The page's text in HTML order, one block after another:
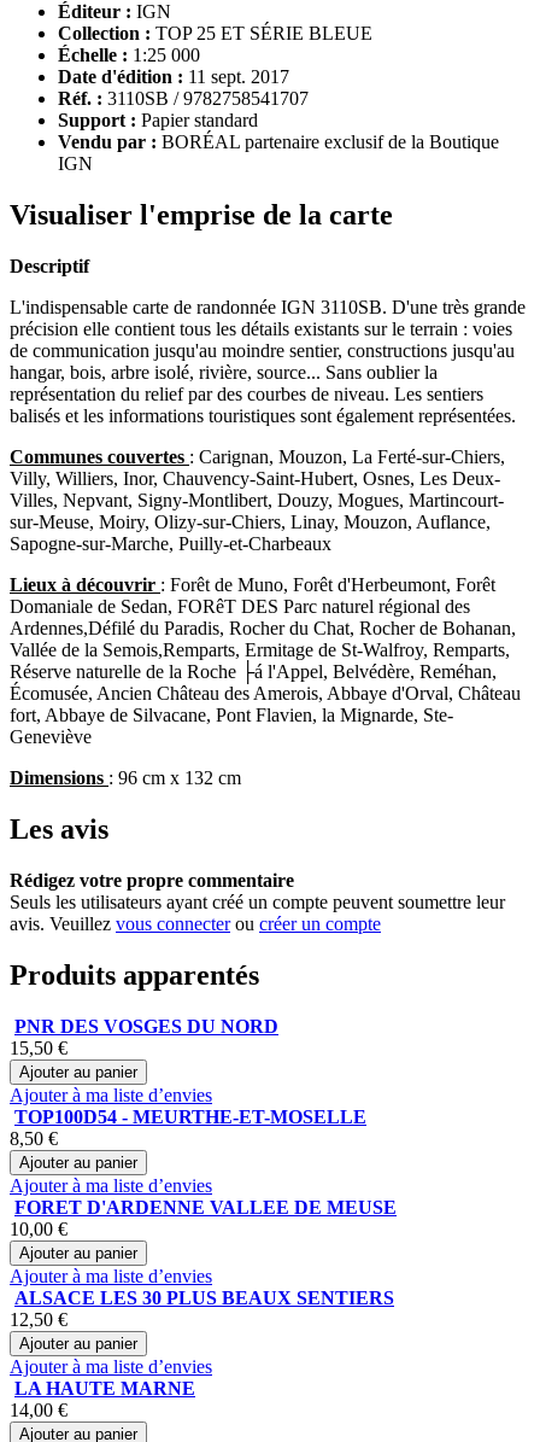
Éditeur : IGN
Collection : TOP 25 ET SÉRIE BLEUE
Échelle : 1:25 000
Date d'édition : 11 sept. 2017
Réf. : 3110SB / 9782758541707
Support : Papier standard
Vendu par : BORÉAL partenaire exclusif de la Boutique
IGN
Visualiser l'emprise de la carte
Descriptif
L'indispensable carte de randonnée IGN 3110SB. D'une très grande
précision elle contient tous les détails existants sur le terrain : voies
de communication jusqu'au moindre sentier, constructions jusqu'au
hangar, bois, arbre isolé, rivière, source... Sans oublier la
représentation du relief par des courbes de niveau. Les sentiers
balisés et les informations touristiques sont également représentées.
Communes couvertes : Carignan, Mouzon, La Ferté-sur-Chiers,
Villy, Williers, Inor, Chauvency-Saint-Hubert, Osnes, Les Deux-
Villes, Nepvant, Signy-Montlibert, Douzy, Mogues, Martincourt-
sur-Meuse, Moiry, Olizy-sur-Chiers, Linay, Mouzon, Auflance,
Sapogne-sur-Marche, Puilly-et-Charbeaux
Lieux à découvrir : Forêt de Muno, Forêt d'Herbeumont, Forêt
Domaniale de Sedan, FORêT DES Parc naturel régional des
Ardennes,Défilé du Paradis, Rocher du Chat, Rocher de Bohanan,
Vallée de la Semois,Remparts, Ermitage de St-Walfroy, Remparts,
Réserve naturelle de la Roche ├á l'Appel, Belvédère, Reméhan,
Écomusée, Ancien Château des Amerois, Abbaye d'Orval, Château
fort, Abbaye de Silvacane, Pont Flavien, la Mignarde, Ste-
Geneviève
Dimensions : 96 cm x 132 cm
Les avis
Rédigez votre propre commentaire
Seuls les utilisateurs ayant créé un compte peuvent soumettre leur
avis. Veuillez vous connecterou créer un compte
Produits apparentés
PNR DES VOSGES DU NORD
15,50 €
Ajouter au panier
Ajouter à ma liste d’envies
TOP100D54 - MEURTHE-ET-MOSELLE
8,50 €
Ajouter au panier
Ajouter à ma liste d’envies
FORET D'ARDENNE VALLEE DE MEUSE
10,00 €
Ajouter au panier
Ajouter à ma liste d’envies
ALSACE LES 30 PLUS BEAUX SENTIERS
12,50 €
Ajouter au panier
Ajouter à ma liste d’envies
LA HAUTE MARNE
14,00 €
Ajouter au panier